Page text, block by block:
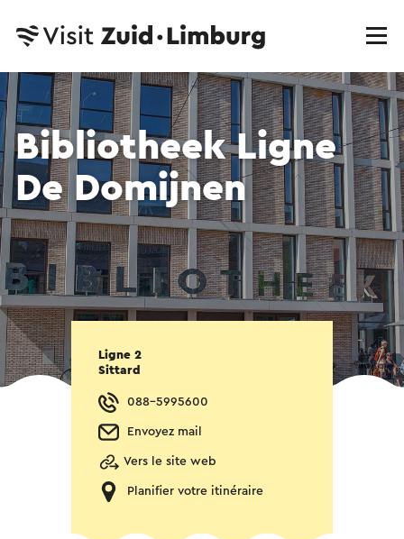
Bibliotheek Ligne
De Domijnen
Ligne 2
Sittard
088-5995600
Envoyez mail
Vers le site web
Planifier votre itinéraire